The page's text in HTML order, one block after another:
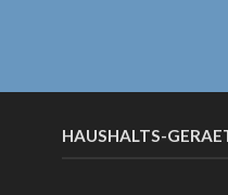
HAUSHALTS-